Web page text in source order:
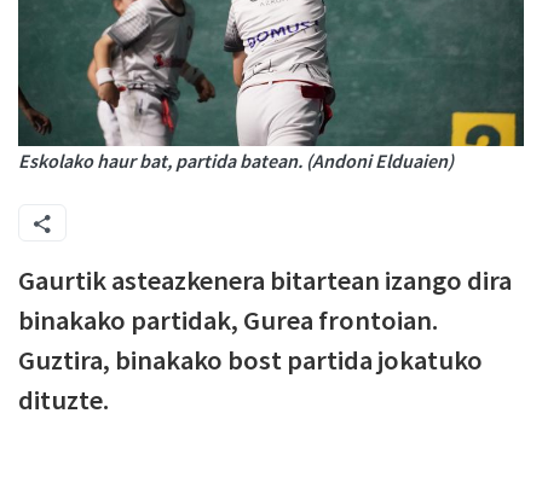
Eskolako haur bat, partida batean. (Andoni Elduaien)
Gaurtik asteazkenera bitartean izango dira
binakako partidak, Gurea frontoian.
Guztira, binakako bost partida jokatuko
dituzte.